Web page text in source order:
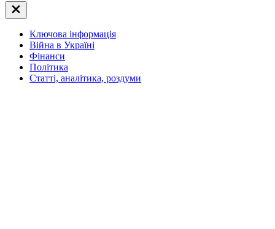
Закрити
Off
(поза
полотном)
Ключова інформація
Війна в Україні
Фінанси
Політика
Статті, аналітика, роздуми